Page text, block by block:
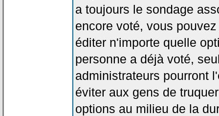
a toujours le sondage
encore voté, vous
éditer n'importe quelle
personne a déjà voté,
administrateurs pourront
éviter aux gens de
options au milieu de la